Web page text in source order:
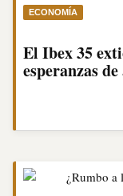
ECONOMÍA
El Ibex 35
esperanzas